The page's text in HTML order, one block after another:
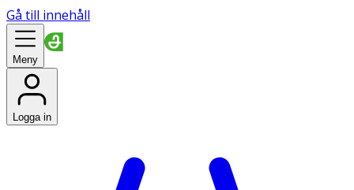
Gå till innehåll
Meny
Logga in